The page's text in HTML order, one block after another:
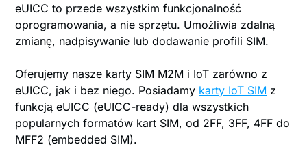
eUICC to przede wszystkim funkcjonalność
oprogramowania, a nie sprzętu. Umożliwia zdalną
zmianę, nadpisywanie lub dodawanie profili SIM.
Oferujemy nasze karty SIM M2M i IoT zarówno z
eUICC, jak i bez niego. Posiadamy karty IoT SIM z
funkcją eUICC (eUICC-ready) dla wszystkich
popularnych formatów kart SIM, od 2FF, 3FF, 4FF do
MFF2 (embedded SIM).